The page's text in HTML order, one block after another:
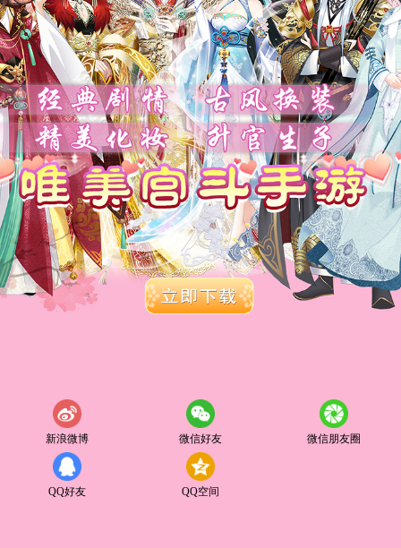
新浪微博 微信好友 微信朋友圈
QQ好友 QQ空间